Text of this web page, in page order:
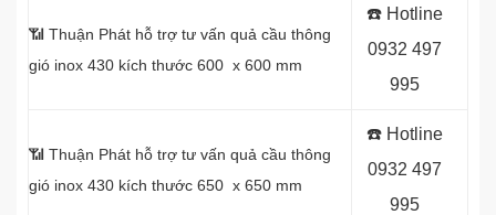
📶 Thuận Phát hỗ trợ tư vấn quả cầu thông
gió inox 430 kích thước 600 x 600 mm
☎️ Hotline
0932 497
995
📶 Thuận Phát hỗ trợ tư vấn quả cầu thông
gió inox 430 kích thước 650 x 650 mm
☎️ Hotline
0932 497
995